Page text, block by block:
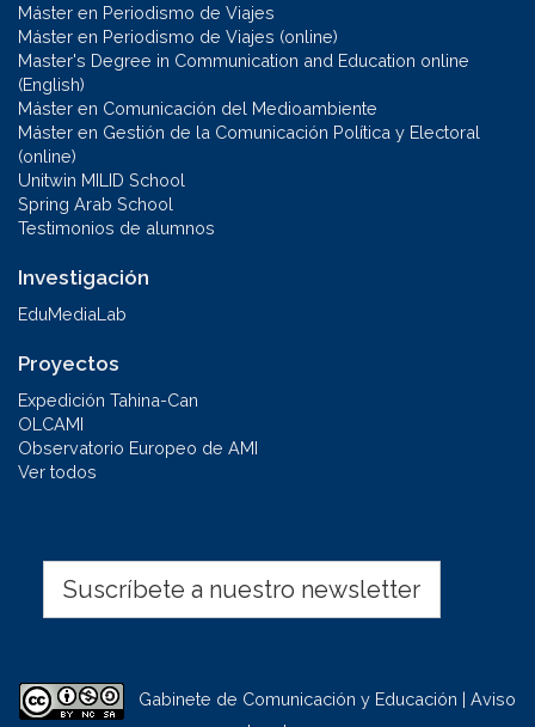
Máster en Periodismo de Viajes
Máster en Periodismo de Viajes (online)
Master's Degree in Communication and Education online
(English)
Máster en Comunicación del Medioambiente
Máster en Gestión de la Comunicación Política y Electoral
(online)
Unitwin MILID School
Spring Arab School
Testimonios de alumnos
Investigación
EduMediaLab
Proyectos
Expedición Tahina-Can
OLCAMI
Observatorio Europeo de AMI
Ver todos
Suscríbete a nuestro newsletter
Gabinete de Comunicación y Educación | Aviso